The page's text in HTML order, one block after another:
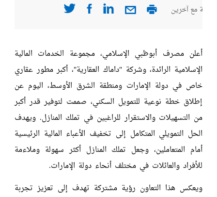
مع آخرين
أعلن مصرف أبوظبي الإسلامي، مجموعة الخدمات المالية
الإسلامية الرائدة، وشركة "داماك العقارية"، أكبر مطور عقاري
خاص في دولة الإمارات ومنطقة الشرق الأوسط، اليوم عن
إطلاق خطة نوعية للتمويل السكني، صممت لتوفير قدر أكبر
من التسهيلات والاستقرار للراغبين في تملك المنازل. ويهدف
الحل التمويلي المتكامل إلى تخفيف الأعباء المالية الرئيسية
أمام المتعاملين، وجعل تملك المنازل أكثر سهولة وملاءمة
للأفراد والعائلات في مختلف أنحاء دولة الإمارات.
ويعكس هذا التعاون رؤية مشتركة تهدف إلى تعزيز تجربة